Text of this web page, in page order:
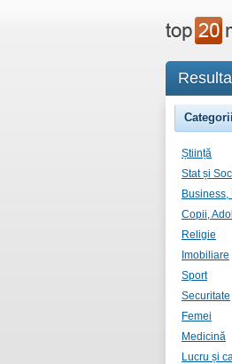
Categorii
Știință
Stat și
Business,
Copii,
Religie
Imobiliare
Sport
Securitate
Femei
Medicină
Lucru și